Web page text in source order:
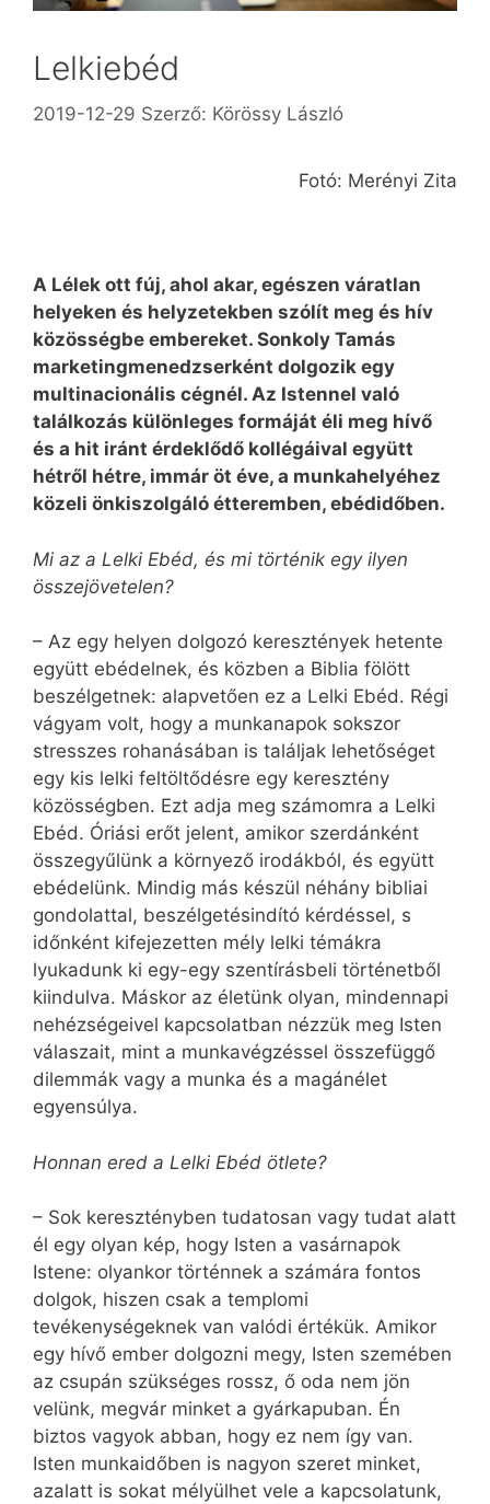
Lelkiebéd
2019-12-29 Szerző: Körössy László
Fotó: Merényi Zita
A Lélek ott fúj, ahol akar, egészen váratlan
helyeken és helyzetekben szólít meg és hív
közösségbe embereket. Sonkoly Tamás
marketingmenedzserként dolgozik egy
multinacionális cégnél. Az Istennel való
találkozás különleges formáját éli meg hívő
és a hit iránt érdeklődő kollégáival együtt
hétről hétre, immár öt éve, a munkahelyéhez
közeli önkiszolgáló étteremben, ebédidőben.
Mi az a Lelki Ebéd, és mi történik egy ilyen
összejövetelen?
– Az egy helyen dolgozó keresztények hetente
együtt ebédelnek, és közben a Biblia fölött
beszélgetnek: alapvetően ez a Lelki Ebéd. Régi
vágyam volt, hogy a munkana­pok sokszor
stresszes rohanásában is találjak lehetőséget
egy kis lelki feltöltődésre egy keresztény
közösségben. Ezt adja meg számomra a Lelki
Ebéd. Óriási erőt jelent, amikor szerdánként
összegyűlünk a környező irodákból, és együtt
ebédelünk. Mindig más készül néhány bibliai
gondolattal, beszélgetésindító kérdéssel, s
időnként kifejezetten mély lelki témákra
lyukadunk ki egy-egy szentírásbeli történetből
kiindulva. Máskor az életünk olyan, mindennapi
nehézségeivel kapcsolatban nézzük meg Isten
válaszait, mint a munkavégzéssel összefüggő
dilemmák vagy a munka és a magánélet
egyensúlya.
Honnan ered a Lelki Ebéd ötlete?
– Sok keresztényben tudatosan vagy tudat alatt
él egy olyan kép, hogy Isten a vasárnapok
Istene: olyankor történnek a számára fontos
dolgok, hiszen csak a templomi
tevékenységeknek van valódi értékük. Amikor
egy hívő ember dolgozni megy, Isten szemében
az csupán szükséges rossz, ő oda nem jön
velünk, megvár minket a gyárkapuban. Én
biztos vagyok abban, hogy ez nem így van.
Isten munkaidőben is nagyon szeret minket,
azalatt is sokat mélyülhet vele a kapcsolatunk,